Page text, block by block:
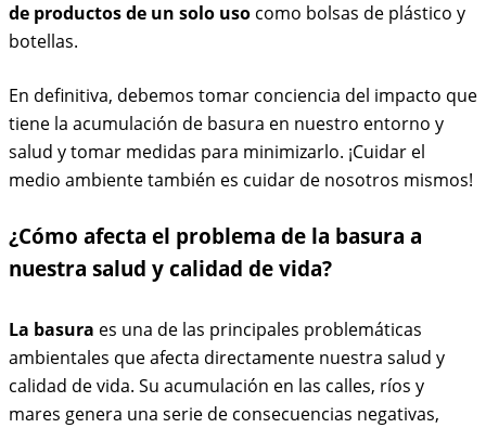
de productos de un solo uso como bolsas de plástico y
botellas.
En definitiva, debemos tomar conciencia del impacto que
tiene la acumulación de basura en nuestro entorno y
salud y tomar medidas para minimizarlo. ¡Cuidar el
medio ambiente también es cuidar de nosotros mismos!
¿Cómo afecta el problema de la basura a
nuestra salud y calidad de vida?
La basura es una de las principales problemáticas
ambientales que afecta directamente nuestra salud y
calidad de vida. Su acumulación en las calles, ríos y
mares genera una serie de consecuencias negativas,